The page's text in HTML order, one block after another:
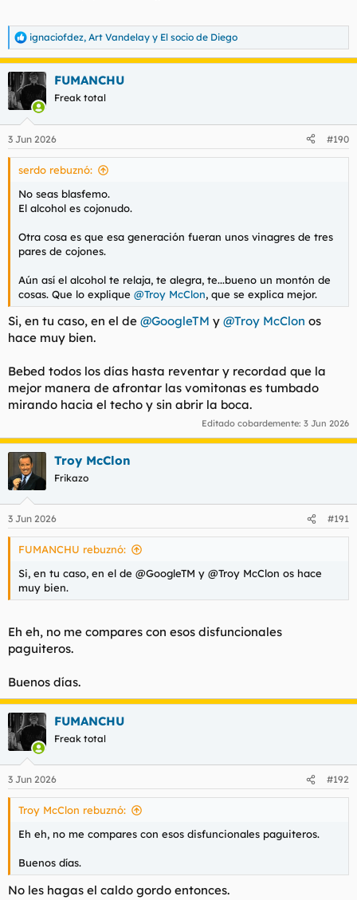
R
e
c
c
i
e
s
ignaciofdez, Art Vandelay y El socio de Diego
FUMANCHU
Freak total
3 Jun 2026 #190
serdo rebuznó:
No seas blasfemo.
El alcohol es cojonudo.
Otra cosa es que esa generación fueran unos vinagres de tres
pares de cojones.
Aún así el alcohol te relaja, te alegra, te...bueno un montón de
cosas. Que lo explique @Troy McClon, que se explica mejor.
Si, en tu caso, en el de @GoogleTM y @Troy McClon os
hace muy bien.
Bebed todos los días hasta reventar y recordad que la
mejor manera de afrontar las vomitonas es tumbado
mirando hacia el techo y sin abrir la boca.
Editado cobardemente: 3 Jun 2026
Troy McClon
Frikazo
3 Jun 2026 #191
FUMANCHU rebuznó:
Si, en tu caso, en el de @GoogleTM y @Troy McClon os hace
muy bien.
Eh eh, no me compares con esos disfuncionales
paguiteros.
Buenos días.
FUMANCHU
Freak total
3 Jun 2026 #192
Troy McClon rebuznó:
Eh eh, no me compares con esos disfuncionales paguiteros.
Buenos días.
No les hagas el caldo gordo entonces.